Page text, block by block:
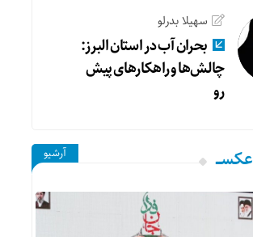
سهیلا بدرلو
بحران آب در استان البرز:
چالش‌ها و راهکارهای پیش
رو
عکســـ آرشیو